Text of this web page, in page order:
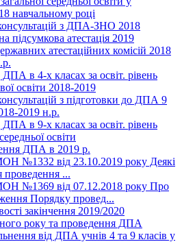
навчальному році
з ДПА-ЗНО 2018
підсумкова атестація 2019
атестаційних комісій 2018
ДПА в 4-х класах за освіт. рівень
освіти 2018-2019
з підготовки до ДПА 9
2019 н.р.
ДПА в 9-х класах за освіт. рівень
освіти
ДПА в 2019 р.
№1332 від 23.10.2019 року Деякі
проведення ...
№1369 від 07.12.2018 року Про
Порядку провед...
закінчення 2019/2020
року та проведення ДПА
від ДПА учнів 4 та 9 класів у